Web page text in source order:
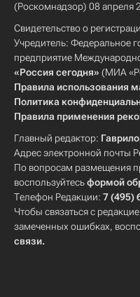
(Роскомнадзор) 08 апреля
Свидетельство о
Учредитель: Федеральное
предприятие
«Россия сегодня» (МИА
Правила использования
Политика
Правила применения
Главный редактор:
Адрес электронной почты
По вопросам размещения
воспользуйтесьформой
Телефон Редакции: 7 (495)
Чтобы связаться с
замеченных ошибках,
связи.